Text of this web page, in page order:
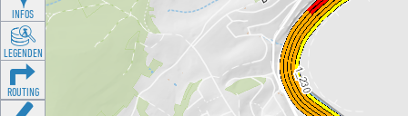
INFOS
LEGENDEN
ROUTING